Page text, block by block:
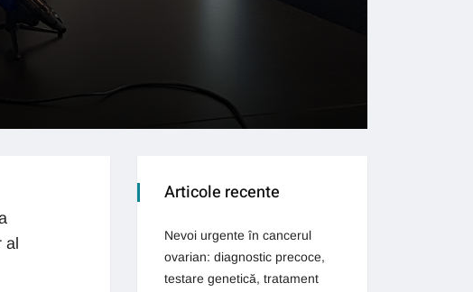
Articole recente
Nevoi urgente în cancerul
ovarian: diagnostic precoce,
testare genetică, tratament